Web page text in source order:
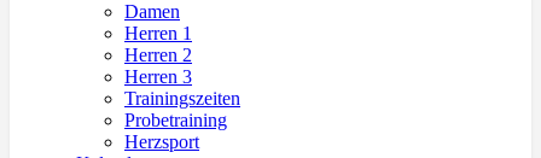
Damen
Herren 1
Herren 2
Herren 3
Trainingszeiten
Probetraining
Herzsport